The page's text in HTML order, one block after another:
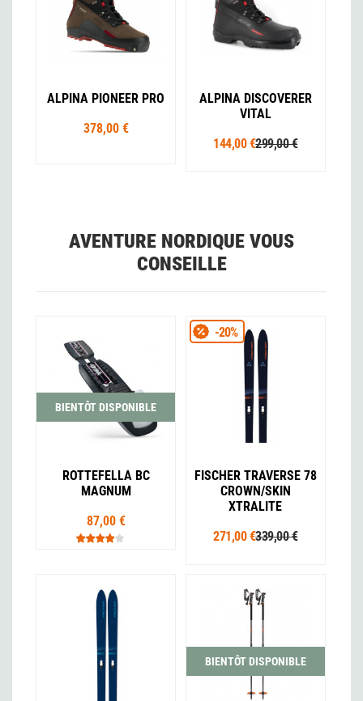
ALPINA PIONEER PRO
378,00 €
ALPINA DISCOVERER
VITAL
144,00 €299,00 €
AVENTURE NORDIQUE VOUS
CONSEILLE
BIENTÔT DISPONIBLE
ROTTEFELLA BC
MAGNUM
87,00 €
FISCHER TRAVERSE 78
CROWN/SKIN
XTRALITE
271,00 €339,00 €
-20%
BIENTÔT DISPONIBLE